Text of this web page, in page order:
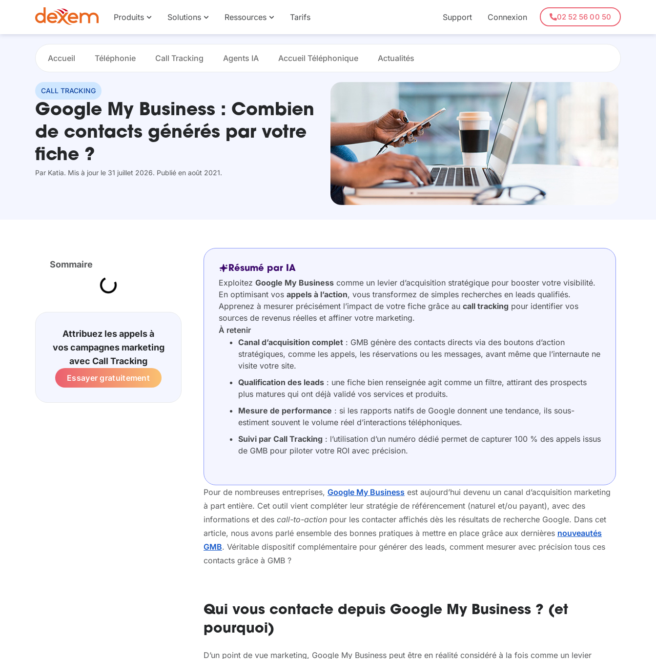
Produits Solutions Ressources Tarifs Support Connexion 02 52 56 00 50
Accueil Téléphonie Call Tracking Agents IA Accueil Téléphonique Actualités
CALL TRACKING
Google My Business : Combien
de contacts générés par votre
fiche ?
Par Katia. Mis à jour le 31 juillet 2026. Publié en août 2021.
Sommaire
Attribuez les appels à
vos campagnes marketing
avec Call Tracking
Essayer gratuitement
Résumé par IA
Exploitez Google My Business comme un levier d’acquisition stratégique pour booster votre visibilité.
En optimisant vos appels à l’action, vous transformez de simples recherches en leads qualifiés.
Apprenez à mesurer précisément l’impact de votre fiche grâce au call tracking pour identifier vos
sources de revenus réelles et affiner votre marketing.
À retenir
Canal d’acquisition complet : GMB génère des contacts directs via des boutons d’action
stratégiques, comme les appels, les réservations ou les messages, avant même que l’internaute ne
visite votre site.
Qualification des leads : une fiche bien renseignée agit comme un filtre, attirant des prospects
plus matures qui ont déjà validé vos services et produits.
Mesure de performance : si les rapports natifs de Google donnent une tendance, ils sous-
estiment souvent le volume réel d’interactions téléphoniques.
Suivi par Call Tracking : l’utilisation d’un numéro dédié permet de capturer 100 % des appels issus
de GMB pour piloter votre ROI avec précision.
Pour de nombreuses entreprises, Google My Business est aujourd’hui devenu un canal d’acquisition marketing
à part entière. Cet outil vient compléter leur stratégie de référencement (naturel et/ou payant), avec des
informations et des call-to-action pour les contacter affichés dès les résultats de recherche Google. Dans cet
article, nous avons parlé ensemble des bonnes pratiques à mettre en place grâce aux dernières nouveautés
GMB. Véritable dispositif complémentaire pour générer des leads, comment mesurer avec précision tous ces
contacts grâce à GMB ?
Qui vous contacte depuis Google My Business ? (et
pourquoi)
D’un point de vue marketing, Google My Business peut être en réalité considéré à la fois comme un levier